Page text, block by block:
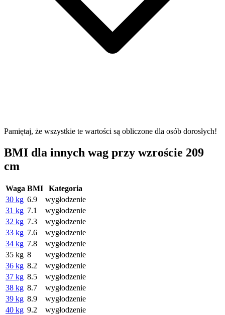
Pamiętaj, że wszystkie te wartości są obliczone dla osób dorosłych!
BMI dla innych wag przy wzroście 209
cm
Waga BMI
Kategoria
30 kg 6.9
wygłodzenie
31 kg 7.1
wygłodzenie
32 kg 7.3
wygłodzenie
33 kg 7.6
wygłodzenie
34 kg 7.8
wygłodzenie
35 kg 8
wygłodzenie
36 kg 8.2
wygłodzenie
37 kg 8.5
wygłodzenie
38 kg 8.7
wygłodzenie
39 kg 8.9
wygłodzenie
40 kg 9.2 wygłodzenie